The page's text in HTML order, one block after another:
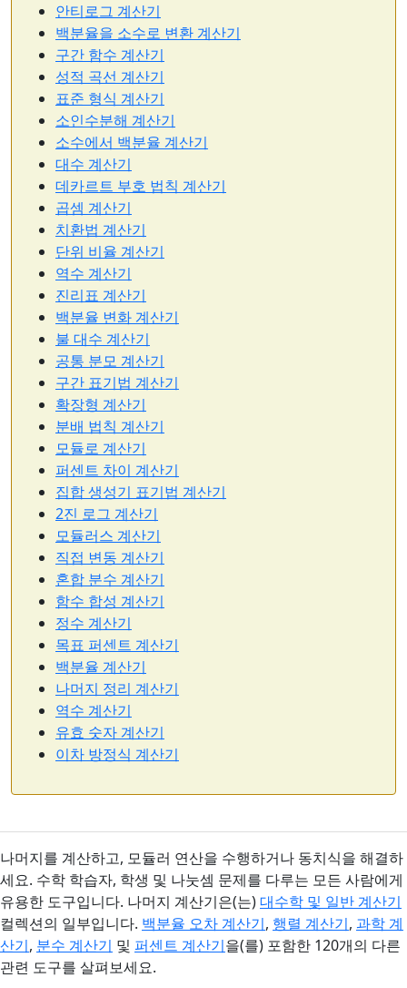
안티로그 계산기
백분율을 소수로 변환 계산기
구간 함수 계산기
성적 곡선 계산기
표준 형식 계산기
소인수분해 계산기
소수에서 백분율 계산기
대수 계산기
데카르트 부호 법칙 계산기
곱셈 계산기
치환법 계산기
단위 비율 계산기
역수 계산기
진리표 계산기
백분율 변화 계산기
불 대수 계산기
공통 분모 계산기
구간 표기법 계산기
확장형 계산기
분배 법칙 계산기
모듈로 계산기
퍼센트 차이 계산기
집합 생성기 표기법 계산기
2진 로그 계산기
모듈러스 계산기
직접 변동 계산기
혼합 분수 계산기
함수 합성 계산기
정수 계산기
목표 퍼센트 계산기
백분율 계산기
나머지 정리 계산기
역수 계산기
유효 숫자 계산기
이차 방정식 계산기
나머지를 계산하고, 모듈러 연산을 수행하거나 동치식을 해결하
세요. 수학 학습자, 학생 및 나눗셈 문제를 다루는 모든 사람에게
유용한 도구입니다. 나머지 계산기은(는)대수학 및 일반 계산기
컬렉션의 일부입니다. 백분율 오차 계산기, 행렬 계산기, 과학 계
산기, 분수 계산기 및 퍼센트 계산기을(를) 포함한 120개의 다른
관련 도구를 살펴보세요.